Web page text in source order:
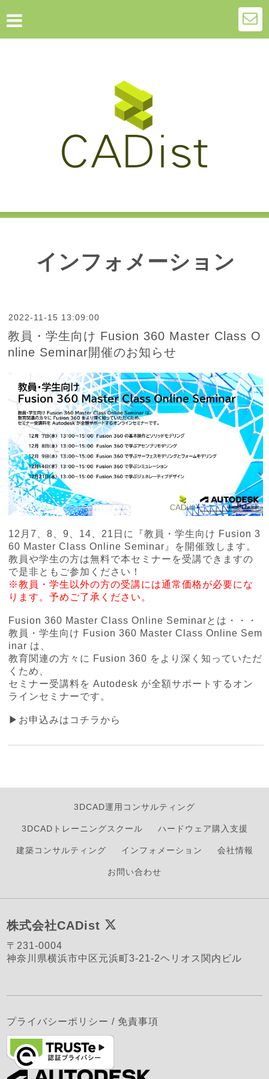
インフォメーション
2022-11-15 13:09:00
教員・学生向け Fusion 360 Master Class O
nline Seminar開催のお知らせ
12月7、8、9、14、21日に『教員・学生向け Fusion 3
60 Master Class Online Seminar』を開催致します。
教員や学生の方は無料で本セミナーを受講できますの
で是非ともご参加ください！
※教員・学生以外の方の受講には通常価格が必要にな
ります。予めご了承ください。
Fusion 360 Master Class Online Seminarとは・・・
教員・学生向け Fusion 360 Master Class Online Sem
inar は、
教育関連の方々に Fusion 360 をより深く知っていただ
くため、
セミナー受講料を Autodesk が全額サポートするオン
ラインセミナーです。
▶お申込みはコチラから
3DCAD運用コンサルティング
3DCADトレーニングスクール ハードウェア購入支援
建築コンサルティング インフォメーション 会社情報
お問い合わせ
株式会社CADist
〒231-0004
神奈川県横浜市中区元浜町3-21-2ヘリオス関内ビル
プライバシーポリシー / 免責事項